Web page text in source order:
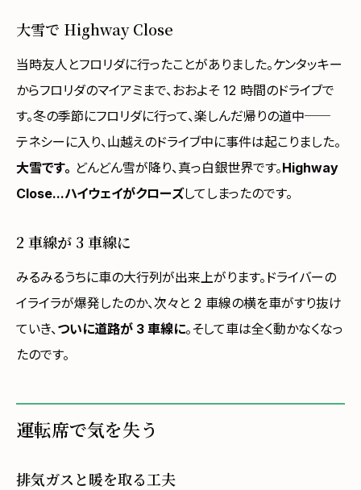
大雪で Highway Close
当時友人とフロリダに行ったことがありました。ケンタッキー
からフロリダのマイアミまで、おおよそ 12 時間のドライブで
す。冬の季節にフロリダに行って、楽しんだ帰りの道中──
テネシーに入り、山越えのドライブ中に事件は起こりました。
大雪です。 どんどん雪が降り、真っ白銀世界です。Highway
Close...ハイウェイがクローズしてしまったのです。
2 車線が 3 車線に
みるみるうちに車の大行列が出来上がります。ドライバーの
イライラが爆発したのか、次々と 2 車線の横を車がすり抜け
ていき、ついに道路が 3 車線に。そして車は全く動かなくなっ
たのです。
運転席で気を失う
排気ガスと暖を取る工夫